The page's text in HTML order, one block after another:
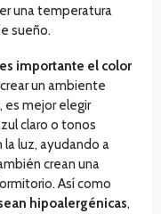
una temperatura
sueño.
importante el color
un ambiente
es mejor elegir
claro o tonos
luz, ayudando a
crean una
Así como
hipoalergénicas,